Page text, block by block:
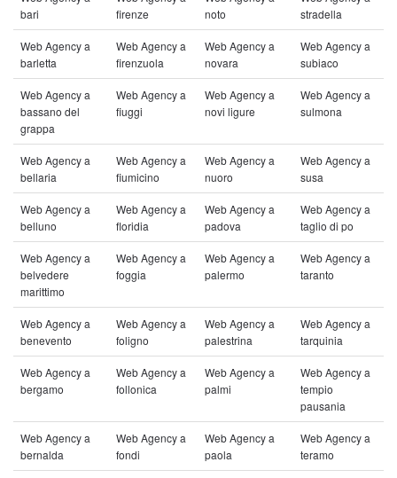
bari
firenze
noto
stradella
Web Agency a
barletta
Web Agency a
firenzuola
Web Agency a
novara
Web Agency a
subiaco
Web Agency a
bassano del
grappa
Web Agency a
fiuggi
Web Agency a
novi ligure
Web Agency a
sulmona
Web Agency a
bellaria
Web Agency a
fiumicino
Web Agency a
nuoro
Web Agency a
susa
Web Agency a
belluno
Web Agency a
floridia
Web Agency a
padova
Web Agency a
taglio di po
Web Agency a
belvedere
marittimo
Web Agency a
foggia
Web Agency a
palermo
Web Agency a
taranto
Web Agency a
benevento
Web Agency a
foligno
Web Agency a
palestrina
Web Agency a
tarquinia
Web Agency a
bergamo
Web Agency a
follonica
Web Agency a
palmi
Web Agency a
tempio
pausania
Web Agency a
bernalda
Web Agency a
fondi
Web Agency a
paola
Web Agency a
teramo